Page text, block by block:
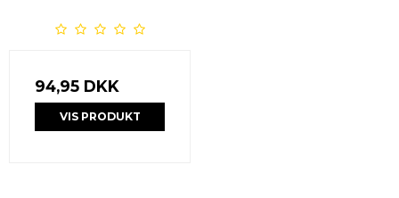
94,95 DKK
VIS PRODUKT